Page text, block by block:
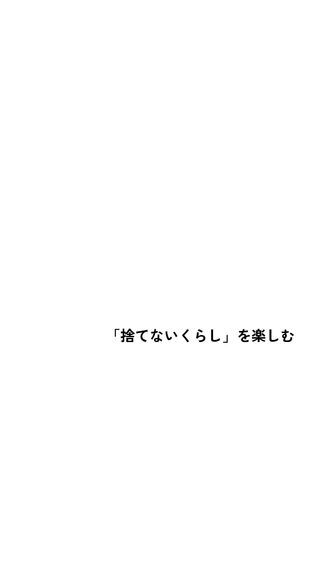
「捨てないくらし」を楽しむ